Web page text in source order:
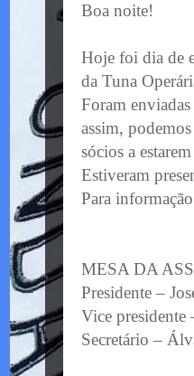
Boa noite!
Hoje foi dia de
da Tuna
Foram
assim,
sócios a
Estiveram
Para
MESA DA
Presidente –
Vice presidente
Secretário –